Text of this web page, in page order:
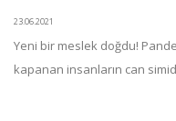
23.06.2021
Yeni bir meslek doğdu!
kapanan insanların can